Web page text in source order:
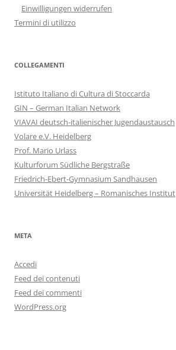
Einwilligungen widerrufen
Termini di utilizzo
COLLEGAMENTI
Istituto Italiano di Cultura di Stoccarda
GIN – German Italian Network
VIAVAI deutsch-italienischer Jugendaustausch
Volare e.V. Heidelberg
Prof. Mario Urlass
Kulturforum Südliche Bergstraße
Friedrich-Ebert-Gymnasium Sandhausen
Universität Heidelberg – Romanisches Institut
META
Accedi
Feed dei contenuti
Feed dei commenti
WordPress.org